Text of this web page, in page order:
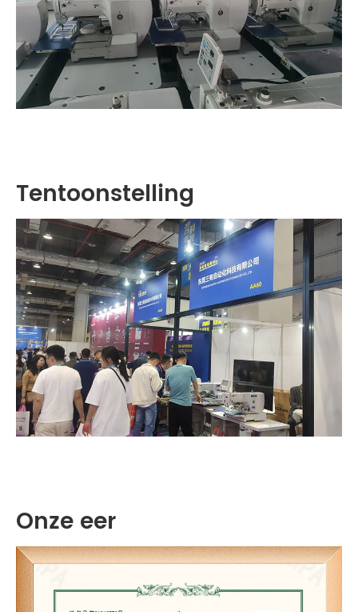
Tentoonstelling
Onze eer